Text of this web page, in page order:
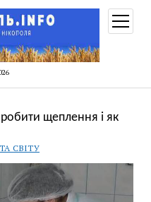
меню
щеплення і як
СВІТУ